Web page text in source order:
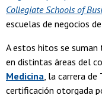
Collegiate Schools of
escuelas de negocios
A estos hitos se suman
en distintas áreas del
Medicina, la carrera de
certificación otorgada